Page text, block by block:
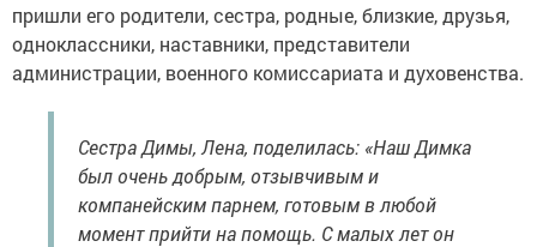
пришли его родители, сестра, родные, близкие, друзья,
одноклассники, наставники, представители
администрации, военного комиссариата и духовенства.
Сестра Димы, Лена, поделилась: «Наш Димка
был очень добрым, отзывчивым и
компанейским парнем, готовым в любой
момент прийти на помощь. С малых лет он